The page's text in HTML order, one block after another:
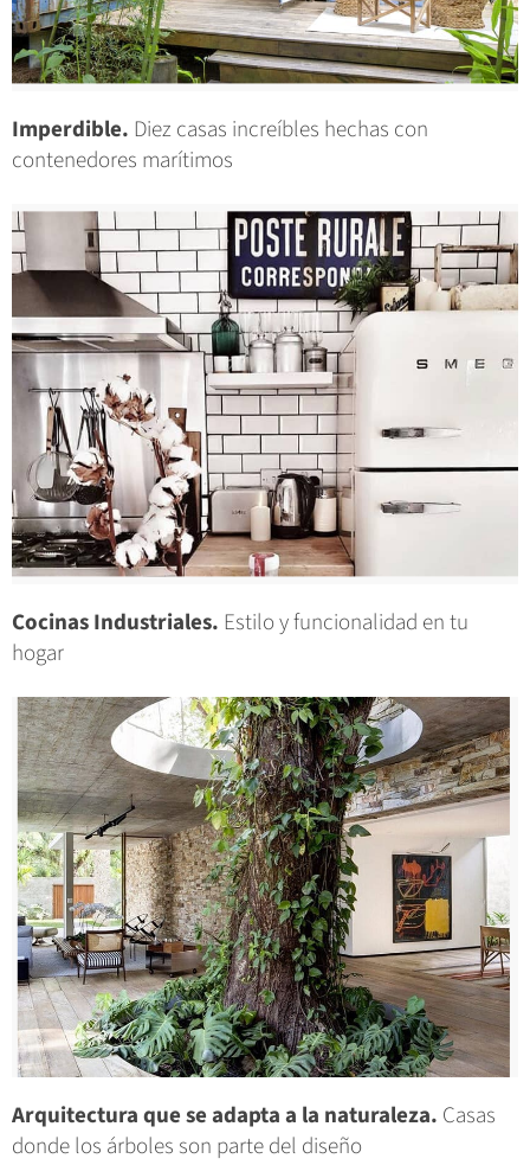
Imperdible. Diez casas increíbles hechas con
contenedores marítimos
Cocinas Industriales. Estilo y funcionalidad en tu
hogar
Arquitectura que se adapta a la naturaleza. Casas
donde los árboles son parte del diseño